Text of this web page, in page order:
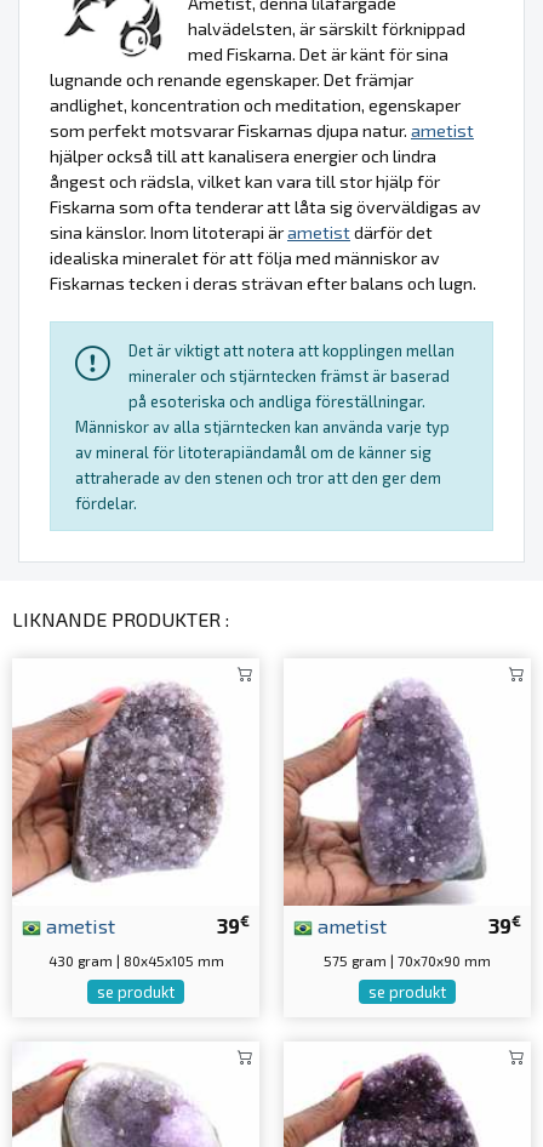
halvädelsten, är särskilt förknippad
med Fiskarna. Det är känt för sina
lugnande och renande egenskaper. Det främjar
andlighet, koncentration och meditation, egenskaper
som perfekt motsvarar Fiskarnas djupa natur. ametist
hjälper också till att kanalisera energier och lindra
ångest och rädsla, vilket kan vara till stor hjälp för
Fiskarna som ofta tenderar att låta sig överväldigas av
sina känslor. Inom litoterapi ärametistdärför det
idealiska mineralet för att följa med människor av
Fiskarnas tecken i deras strävan efter balans och lugn.
Det är viktigt att notera att kopplingen mellan
mineraler och stjärntecken främst är baserad
på esoteriska och andliga föreställningar.
Människor av alla stjärntecken kan använda varje typ
av mineral för litoterapiändamål om de känner sig
attraherade av den stenen och tror att den ger dem
fördelar.
LIKNANDE PRODUKTER :
39€
ametist
430 gram | 80x45x105 mm
se produkt
39€
ametist
575 gram | 70x70x90 mm
se produkt